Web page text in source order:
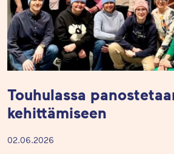
Touhulassa
kehittämiseen
02.06.2026